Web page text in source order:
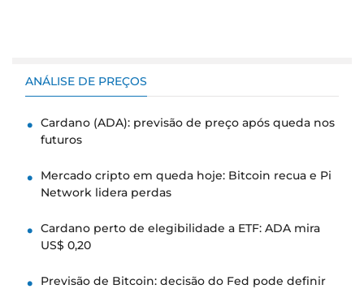
ANÁLISE DE PREÇOS
Cardano (ADA): previsão de preço após queda nos
futuros
Mercado cripto em queda hoje: Bitcoin recua e Pi
Network lidera perdas
Cardano perto de elegibilidade a ETF: ADA mira
US$ 0,20
Previsão de Bitcoin: decisão do Fed pode definir